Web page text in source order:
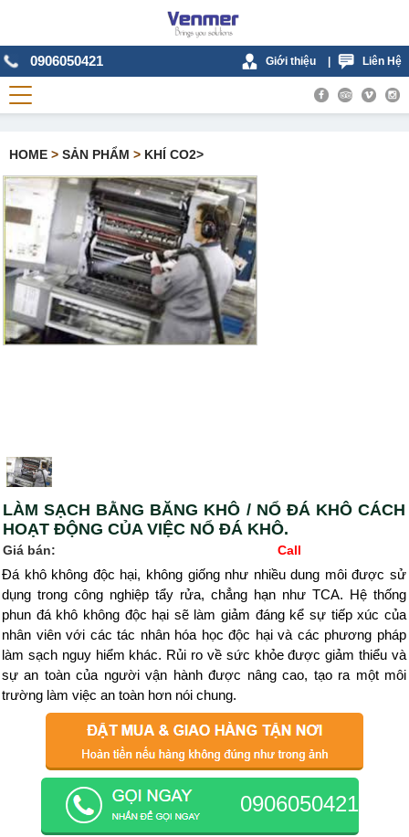
0906050421 Giới thiệu Liên Hệ
HOME > SẢN PHẨM > KHÍ CO2>
LÀM SẠCH BẰNG BĂNG KHÔ / NỔ ĐÁ KHÔ CÁCH
HOẠT ĐỘNG CỦA VIỆC NỔ ĐÁ KHÔ.
Giá bán: Call
Đá khô không độc hại, không giống như nhiều dung môi được sử
dụng trong công nghiệp tẩy rửa, chẳng hạn như TCA. Hệ thống
phun đá khô không độc hại sẽ làm giảm đáng kể sự tiếp xúc của
nhân viên với các tác nhân hóa học độc hại và các phương pháp
làm sạch nguy hiểm khác. Rủi ro về sức khỏe được giảm thiểu và
sự an toàn của người vận hành được nâng cao, tạo ra một môi
trường làm việc an toàn hơn nói chung.
0906050421